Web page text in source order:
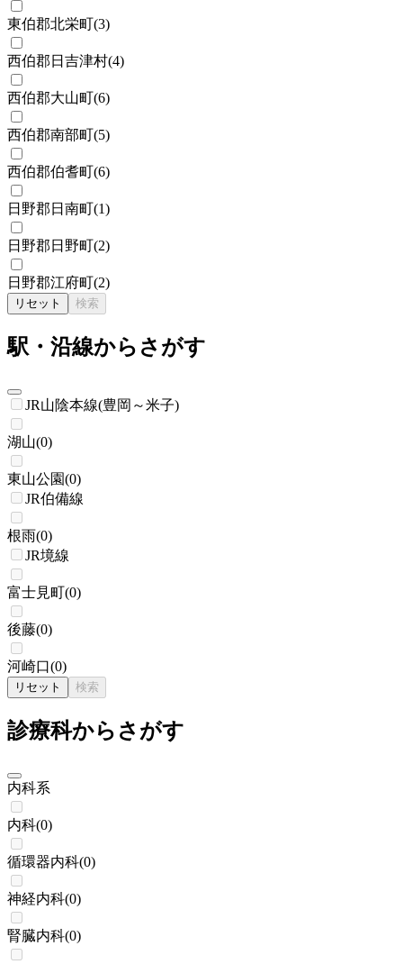
東伯郡北栄町(3)
西伯郡日吉津村(4)
西伯郡大山町(6)
西伯郡南部町(5)
西伯郡伯耆町(6)
日野郡日南町(1)
日野郡日野町(2)
日野郡江府町(2)
リセット 検索
駅・沿線からさがす
JR山陰本線(豊岡～米子)
湖山(0)
東山公園(0)
JR伯備線
根雨(0)
JR境線
富士見町(0)
後藤(0)
河崎口(0)
リセット 検索
診療科からさがす
内科系
内科(0)
循環器内科(0)
神経内科(0)
腎臓内科(0)